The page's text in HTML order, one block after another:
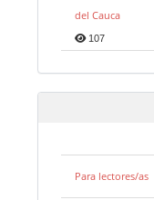
del Cauca
107
Para lectores/as